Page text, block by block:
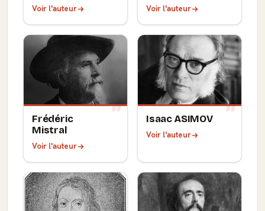
Voir l'auteur Voir l'auteur
Frédéric
Mistral
Voir l'auteur
Isaac ASIMOV
Voir l'auteur